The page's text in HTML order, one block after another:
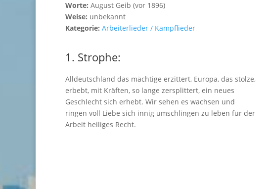
Worte: August Geib (vor 1896)
Weise: unbekannt
Kategorie: Arbeiterlieder / Kampflieder
1. Strophe:
Alldeutschland das mächtige erzittert, Europa, das stolze,
erbebt, mit Kräften, so lange zersplittert, ein neues
Geschlecht sich erhebt. Wir sehen es wachsen und
ringen voll Liebe sich innig umschlingen zu leben für der
Arbeit heiliges Recht.